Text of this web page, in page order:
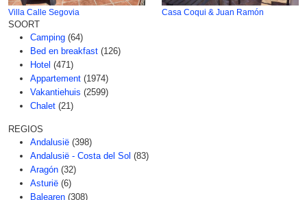
Villa Calle Segovia Casa Coqui & Juan Ramón
SOORT
Camping (64)
Bed en breakfast (126)
Hotel (471)
Appartement (1974)
Vakantiehuis (2599)
Chalet (21)
REGIOS
Andalusië (398)
Andalusië - Costa del Sol (83)
Aragón (32)
Asturië (6)
Balearen (308)